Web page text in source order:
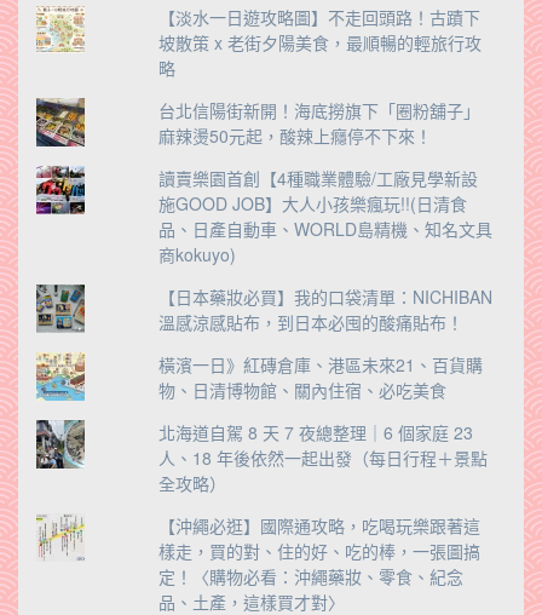
【淡水一日遊攻略圖】不走回頭路！古蹟下
坡散策 x 老街夕陽美食，最順暢的輕旅行攻
略
台北信陽街新開！海底撈旗下「圈粉舖子」
麻辣燙50元起，酸辣上癮停不下來！
讀賣樂園首創【4種職業體驗/工廠見學新設
施GOOD JOB】大人小孩樂瘋玩!!(日清食
品、日產自動車、WORLD島精機、知名文具
商kokuyo)
【日本藥妝必買】我的口袋清單：NICHIBAN
溫感涼感貼布，到日本必囤的酸痛貼布！
橫濱一日》紅磚倉庫、港區未來21、百貨購
物、日清博物館、關內住宿、必吃美食
北海道自駕 8 天 7 夜總整理｜6 個家庭 23
人、18 年後依然一起出發（每日行程＋景點
全攻略）
【沖繩必逛】國際通攻略，吃喝玩樂跟著這
樣走，買的對、住的好、吃的棒，一張圖搞
定！〈購物必看：沖繩藥妝、零食、紀念
品、土產，這樣買才對〉